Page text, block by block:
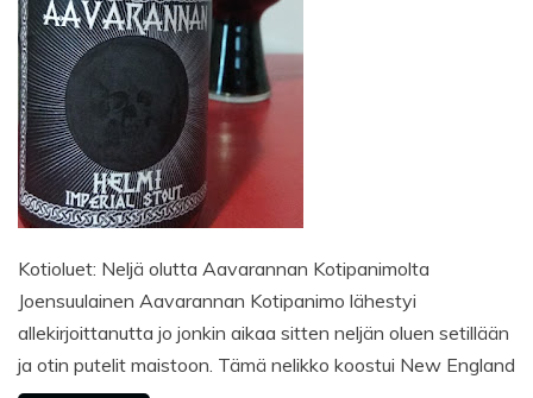
Kotioluet: Neljä olutta Aavarannan Kotipanimolta
Joensuulainen Aavarannan Kotipanimo lähestyi
allekirjoittanutta jo jonkin aikaa sitten neljän oluen setillään
ja otin putelit maistoon. Tämä nelikko koostui New England